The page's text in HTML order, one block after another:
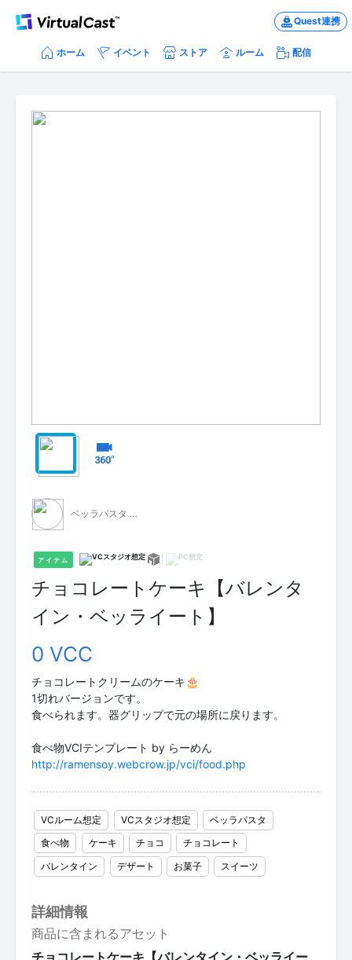
Quest連携
ホーム イベント ストア ルーム 配信
ベッラパスタ - 無料配布 -
アイテム
チョコレートケーキ【バレンタ
イン・ベッライート】
0 VCC
チョコレートクリームのケーキ🎂
1切れバージョンです。
食べられます。器グリップで元の場所に戻ります。
http://ramensoy.webcrow.jp/vci/food.php
VCルーム想定 VCスタジオ想定
ベッラパスタ
食べ物
ケーキ チョコ
チョコレート
バレンタイン
デザート お菓子 スイーツ
詳細情報
商品に含まれるアセット
チョコレートケーキ【バレンタイン・ベッライー